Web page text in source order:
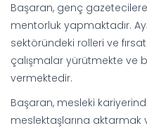
Başaran, genç
mentorluk yapmaktadır.
sektöründeki rolleri ve
çalışmalar yürütmekte ve
vermektedir.
Başaran, mesleki
meslektaşlarına